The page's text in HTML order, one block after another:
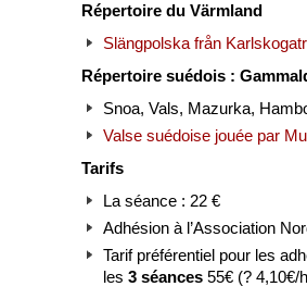
Répertoire du Värmland
Slängpolska från
Répertoire suédois :
Snoa, Vals, Mazurka,
Valse suédoise jouée par
Tarifs
La séance : 22 €
Adhésion à l’Association
Tarif préférentiel pour les
les 3 séances 55€ (? 4,10€/